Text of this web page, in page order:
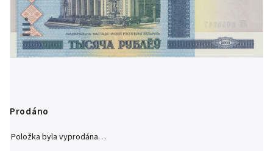
Prodáno
Položka byla vyprodána…